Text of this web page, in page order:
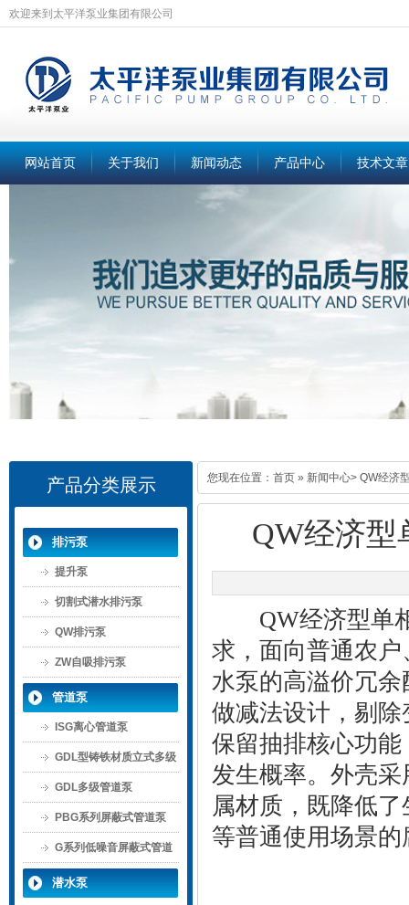
欢迎来到太平洋泵业集团有限公司
网站首页 关于我们 新闻动态 产品中心 技术文章
产品分类展示
排污泵
提升泵
切割式潜水排污泵
QW排污泵
ZW自吸排污泵
管道泵
ISG离心管道泵
GDL型铸铁材质立式多级
管道泵
GDL多级管道泵
PBG系列屏蔽式管道泵
G系列低噪音屏蔽式管道
泵
潜水泵
您现在位置： 首页 » 新闻中心> QW经济
QW经济型
QW经济型单相
求，面向普通农
水泵的高溢价冗
做减法设计，剔
保留抽排核心功
发生概率。外壳
属材质，既降低
等普通使用场景